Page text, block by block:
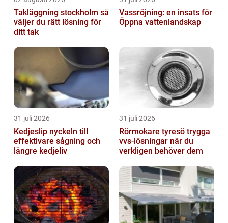
Takläggning stockholm så
väljer du rätt lösning för
ditt tak
Vassröjning: en insats för
Öppna vattenlandskap
31 juli 2026
Kedjeslip nyckeln till
effektivare sågning och
längre kedjeliv
31 juli 2026
Rörmokare tyresö trygga
vvs-lösningar när du
verkligen behöver dem